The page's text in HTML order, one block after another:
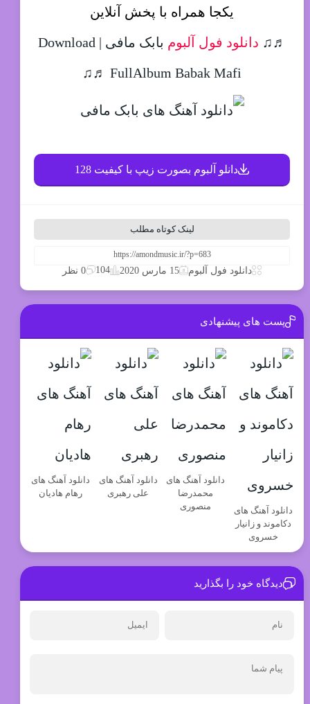
یکجا همراه با پخش آنلاین
♬♫ دانلود فول آلبوم
بابک مافی | Download
FullAlbum Babak Mafi ♬♫
دانلو آلبوم بصورت زیپ با کیفیت 128
لینک کوتاه مطلب
دانلود فول آلبوم 15 مارس 2020 104 0 نظر
پست های پیشنهادی
دانلود آهنگ های
دکاموند و زانیار
خسروی
دانلود آهنگ های
محمدرضا
منصوری
دانلود آهنگ های
علی رهبری
دانلود آهنگ های
رهام هادیان
دیدگاه خود را بگذارید